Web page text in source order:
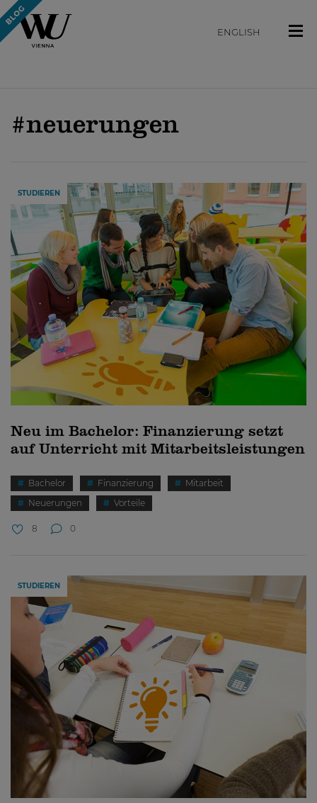
ENGLISH
#neuerungen
STUDIEREN
Neu im Bachelor: Finanzierung setzt
auf Unterricht mit Mitarbeitsleistungen
Bachelor Finanzierung
Mitarbeit
Neuerungen
Vorteile
8 0
STUDIEREN